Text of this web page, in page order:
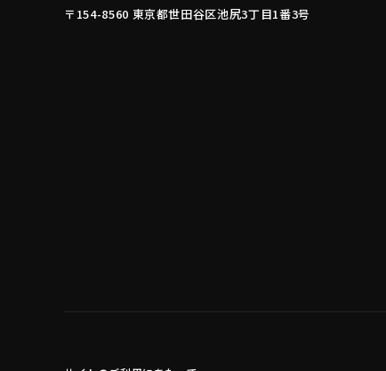
〒154-8560 東京都世田谷区池尻3丁目1番3号